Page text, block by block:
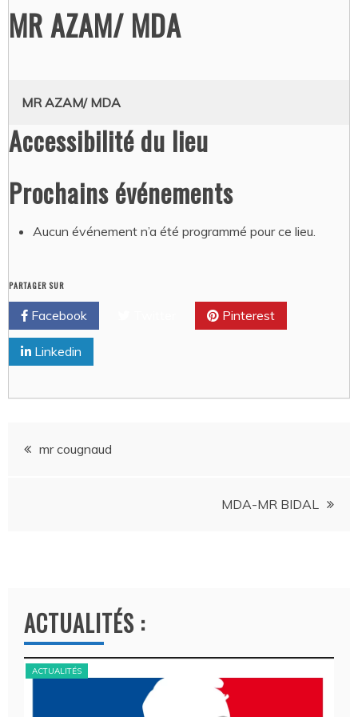
MR AZAM/ MDA
MR AZAM/ MDA
Accessibilité du lieu
Prochains événements
Aucun événement n’a été programmé pour ce lieu.
PARTAGER SUR
Facebook Pinterest
Linkedin
Navigation
mr cougnaud
MDA-MR BIDAL
ACTUALITÉS :
ACTUALITÉS